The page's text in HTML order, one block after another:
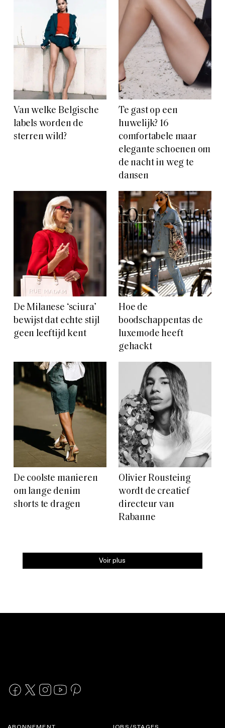
Van welke Belgische
labels worden de
sterren wild?
Te gast op een
huwelijk? 16
comfortabele maar
elegante schoenen om
de nacht in weg te
dansen
De Milanese ‘sciura’
bewijst dat echte stijl
geen leeftijd kent
Hoe de
boodschappentas de
luxemode heeft
gehackt
De coolste manieren
om lange denim
shorts te dragen
Olivier Rousteing
wordt de creatief
directeur van
Rabanne
Voir plus